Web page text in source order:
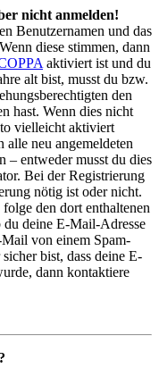
nicht anmelden!
Benutzernamen und das
diese stimmen, dann
aktiviert ist und du
alt bist, musst du bzw.
den
hast. Wenn dies nicht
vielleicht aktiviert
alle neu angemeldeten
– entweder musst du dies
Bei der Registrierung
nötig ist oder nicht.
den dort enthaltenen
deine E-Mail-Adresse
von einem Spam-
bist, dass deine E-
dann kontaktiere